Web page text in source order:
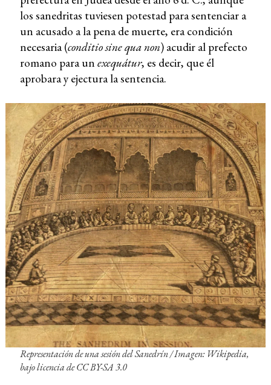
los sanedritas tuviesen potestad para sentenciar a
un acusado a la pena de muerte, era condición
necesaria (conditio sine qua non) acudir al prefecto
romano para un exequátur, es decir, que él
aprobara y ejectura la sentencia.
Representación de una sesión del Sanedrín / Imagen: Wikipedia,
bajo licencia de CC BY-SA 3.0